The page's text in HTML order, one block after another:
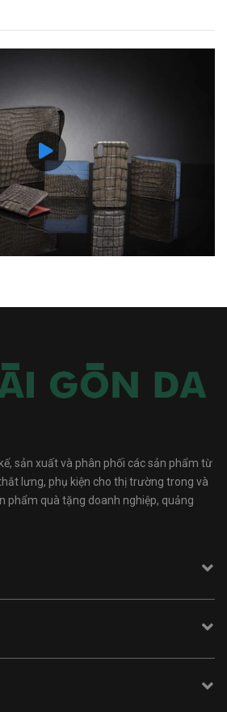
sản xuất và phân phối các sản phẩm từ
lưng, phụ kiện cho thị trường trong và
phẩm quà tặng doanh nghiệp, quảng